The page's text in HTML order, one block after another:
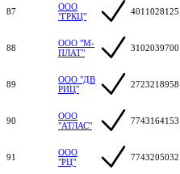
87
ООО
"ГРКЦ"
4011028125
88
ООО "М-
ПЛАТ"
3102039700
89
ООО "ДВ
РИЦ"
2723218958
90
ООО
"АТЛАС"
7743164153
91
ООО
"РЦ"
7743205032